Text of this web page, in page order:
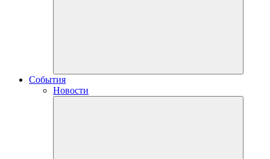
События
Новости